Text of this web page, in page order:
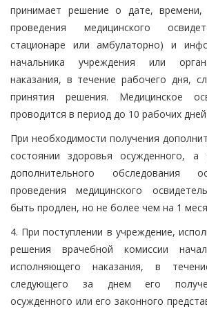
принимает решение о дате, времени,
проведения медицинского
стационаре или амбулаторно) и
начальника учреждения или
наказания, в течение рабочего дня,
принятия решения. Медицинское
проводится в период до 10 рабочих
При необходимости получения
состоянии здоровья осужденного, а
дополнительного обследования
проведения медицинского
быть продлен, но не более чем на 1
4. При поступлении в учреждение,
решения врачебной комиссии
исполняющего наказания, в
следующего за днем его
осужденного или его законного